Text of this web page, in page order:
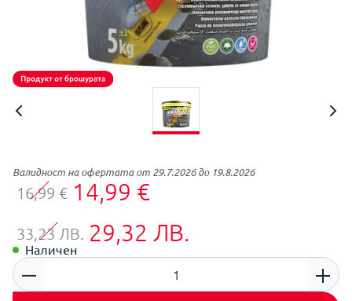
Валидност на офертата от 29.7.2026 до 19.8.2026
16,99 € 14,99 €
33,23 ЛВ. 29,32 ЛВ.
Наличен